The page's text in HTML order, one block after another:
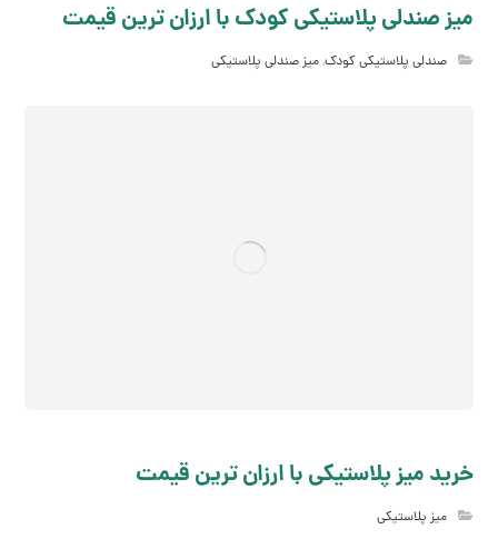
میز صندلی پلاستیکی کودک با ارزان ترین قیمت
صندلی پلاستیکی کودک,میز صندلی پلاستیکی
خرید میز پلاستیکی با ارزان ترین قیمت
میز پلاستیکی